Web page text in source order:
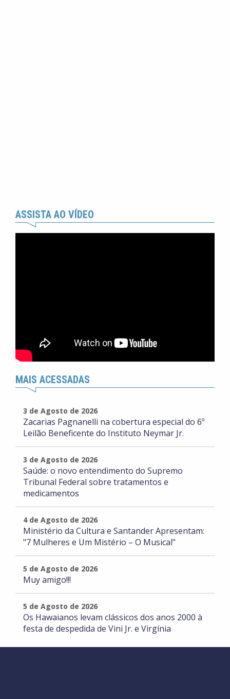
ASSISTA AO VÍDEO
MAIS ACESSADAS
3 de Agosto de 2026
Zacarias Pagnanelli na cobertura especial do 6º
Leilão Beneficente do Instituto Neymar Jr.
3 de Agosto de 2026
Saúde: o novo entendimento do Supremo
Tribunal Federal sobre tratamentos e
medicamentos
4 de Agosto de 2026
Ministério da Cultura e Santander Apresentam:
"7 Mulheres e Um Mistério – O Musical"
5 de Agosto de 2026
Muy amigo!!!
5 de Agosto de 2026
Os Hawaianos levam clássicos dos anos 2000 à
festa de despedida de Vini Jr. e Virgínia